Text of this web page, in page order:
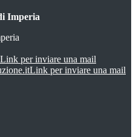
Imperia
Link per inviare una mail
Link per inviare una mail